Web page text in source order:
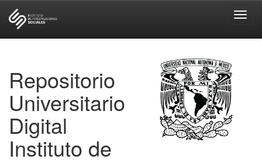
Repositorio
Universitario
Digital
Instituto de